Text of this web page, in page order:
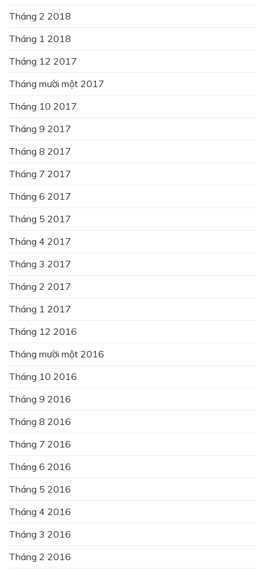
Tháng 2 2018
Tháng 1 2018
Tháng 12 2017
Tháng mười một 2017
Tháng 10 2017
Tháng 9 2017
Tháng 8 2017
Tháng 7 2017
Tháng 6 2017
Tháng 5 2017
Tháng 4 2017
Tháng 3 2017
Tháng 2 2017
Tháng 1 2017
Tháng 12 2016
Tháng mười một 2016
Tháng 10 2016
Tháng 9 2016
Tháng 8 2016
Tháng 7 2016
Tháng 6 2016
Tháng 5 2016
Tháng 4 2016
Tháng 3 2016
Tháng 2 2016